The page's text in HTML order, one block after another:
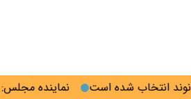
نماینده مجلس: انتخاب شده است